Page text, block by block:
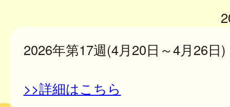
2026年第17週(4月20日～4月26日)
>>詳細はこちら